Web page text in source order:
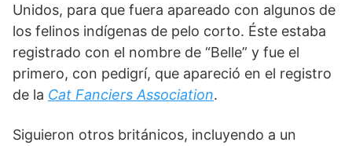
Unidos, para que fuera apareado con algunos de
los felinos indígenas de pelo corto. Éste estaba
registrado con el nombre de “Belle” y fue el
primero, con pedigrí, que apareció en el registro
de la Cat Fanciers Association.
Siguieron otros británicos, incluyendo a un